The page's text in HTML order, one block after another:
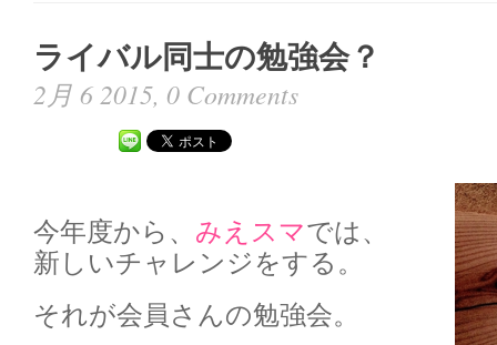
ライバル同士の勉強会？
2月 6 2015, 0 Comments
今年度から、 みえスマでは、
新しいチャレンジをする。
それが会員さんの勉強会。